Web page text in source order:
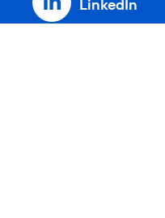
LinkedIn